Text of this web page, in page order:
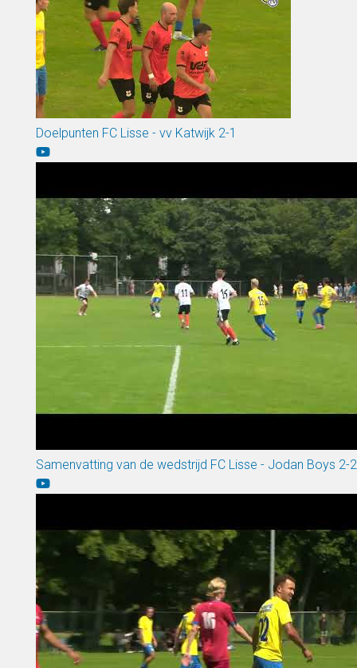
Doelpunten FC Lisse - vv Katwijk 2-1
Samenvatting van de wedstrijd FC Lisse - Jodan Boys 2-2